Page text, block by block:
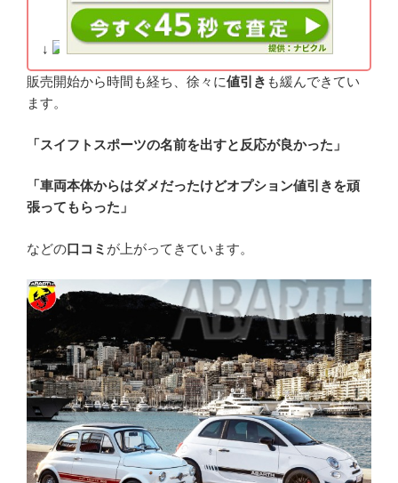
↓
販売開始から時間も経ち、徐々に値引き も緩んできてい
ます。
「スイフトスポーツの名前を出すと反応が良かった」
「車両本体からはダメだったけどオプション値引きを頑
張ってもらった」
などの口コミ が上がってきています。